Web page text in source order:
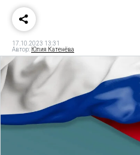
17.10.2023 13:31
Автор: Юлия Катенёва